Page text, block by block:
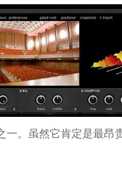
。虽然它肯定是最